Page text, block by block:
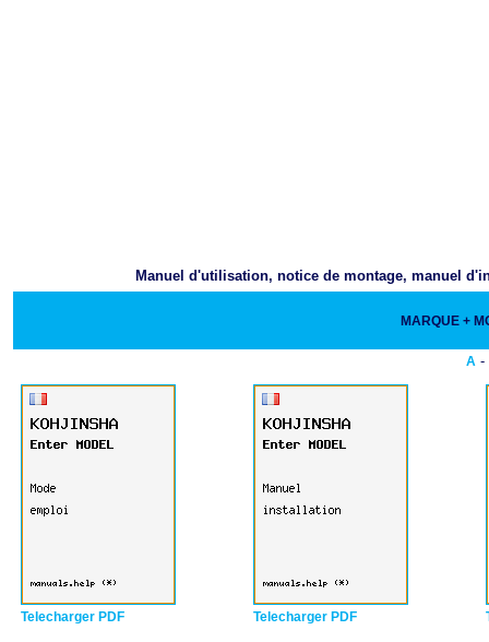
Manuel d'utilisation, notice de montage, manuel
MARQUE +
A -
Telecharger PDF Telecharger PDF